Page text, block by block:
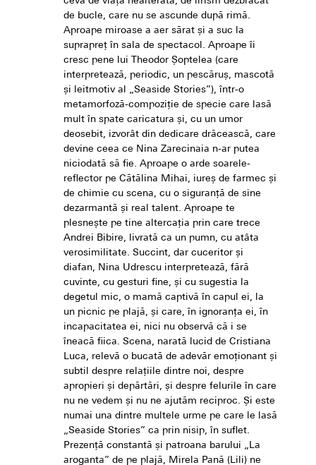
de bucle, care nu se ascunde după rimă.
Aproape miroase a aer sărat și a suc la
suprapreț în sala de spectacol. Aproape îi
cresc pene lui Theodor Șoptelea (care
interpretează, periodic, un pescăruș, mascotă
și leitmotiv al „Seaside Stories”), într-o
metamorfoză-compoziție de specie care lasă
mult în spate caricatura și, cu un umor
deosebit, izvorât din dedicare drăcească, care
devine ceea ce Nina Zarecinaia n-ar putea
niciodată să fie. Aproape o arde soarele-
reflector pe Cătălina Mihai, iureș de farmec și
de chimie cu scena, cu o siguranță de sine
dezarmantă și real talent. Aproape te
plesnește pe tine altercația prin care trece
Andrei Bibire, livrată ca un pumn, cu atâta
verosimilitate. Succint, dar cuceritor și
diafan, Nina Udrescu interpretează, fără
cuvinte, cu gesturi fine, și cu sugestia la
degetul mic, o mamă captivă în capul ei, la
un picnic pe plajă, și care, în ignoranța ei, în
incapacitatea ei, nici nu observă că i se
îneacă fiica. Scena, narată lucid de Cristiana
Luca, relevă o bucată de adevăr emoționant și
subtil despre relațiile dintre noi, despre
apropieri și depărtări, și despre felurile în care
nu ne vedem și nu ne ajutăm reciproc. Și este
numai una dintre multele urme pe care le lasă
„Seaside Stories” ca prin nisip, în suflet.
Prezență constantă și patroana barului „La
aroganta” de pe plajă, Mirela Pană (Lili) ne